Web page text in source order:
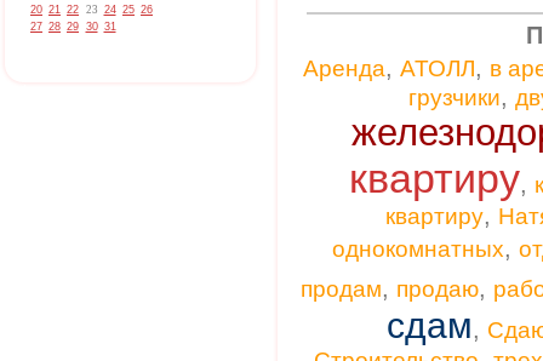
20 21 22 23 24 25 26
27 28 29 30 31
Аренда, АТОЛЛ, в
грузчики,
квартиру,
квартиру,
однокомнатных,
продам, продаю,
сдам,